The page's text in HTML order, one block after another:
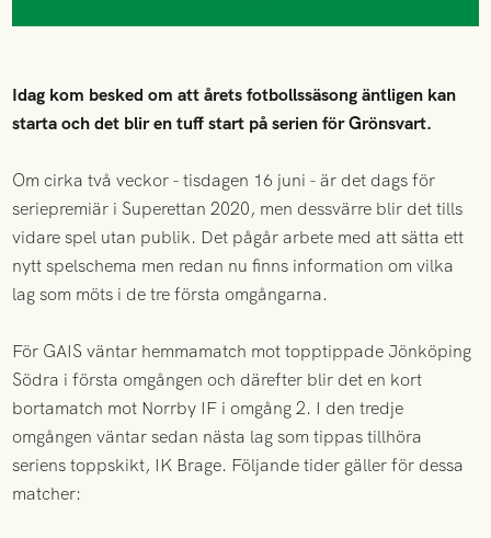
Idag kom besked om att årets fotbollssäsong äntligen kan
starta och det blir en tuff start på serien för Grönsvart.
Om cirka två veckor - tisdagen 16 juni - är det dags för
seriepremiär i Superettan 2020, men dessvärre blir det tills
vidare spel utan publik. Det pågår arbete med att sätta ett
nytt spelschema men redan nu finns information om vilka
lag som möts i de tre första omgångarna.
För GAIS väntar hemmamatch mot topptippade Jönköping
Södra i första omgången och därefter blir det en kort
bortamatch mot Norrby IF i omgång 2. I den tredje
omgången väntar sedan nästa lag som tippas tillhöra
seriens toppskikt, IK Brage. Följande tider gäller för dessa
matcher: